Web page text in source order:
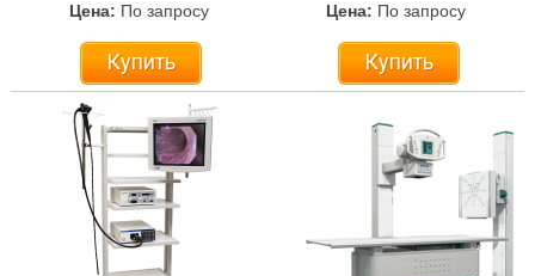
Цена: По запросу
Купить
Цена: По запросу
Купить